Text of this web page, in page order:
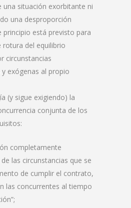
una situación exorbitante ni
una desproporción
principio está previsto para
rotura del equilibrio
circunstancias
y exógenas al propio
(y sigue exigiendo) la
conjunta de los
completamente
las circunstancias que se
de cumplir el contrato,
las concurrentes al tiempo